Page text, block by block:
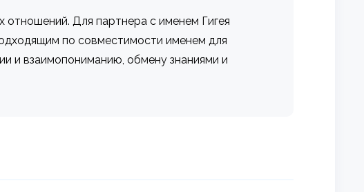
Для партнера с именем Гигея
по совместимости именем для
и взаимопониманию, обмену знаниями и